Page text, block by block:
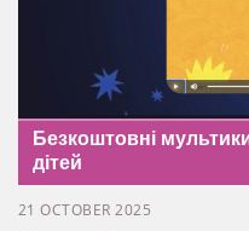
Безкоштовні
дітей
21 OCTOBER 2025